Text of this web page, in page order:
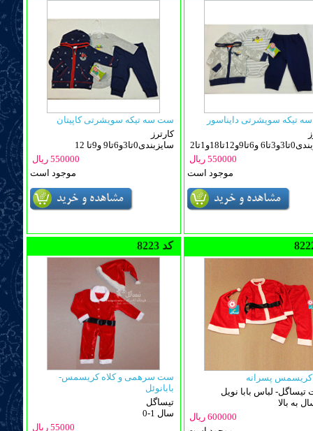
ست سه تیکه سویشرتی کاپیتان
کارترز
سایزبندی0تا3و6تا9 و9تا 12
550000 ریال
موجود است
تیکه سویشرتی دایناسور
550000 ریال
موجود است
8223 کد
ست سرهمی و کلاه کریسمس-
بابانوئل
تیساگل
0-1 سال
55000 ریال
پسرانه
تیساگل- لباس بابا نویل
600000 ریال